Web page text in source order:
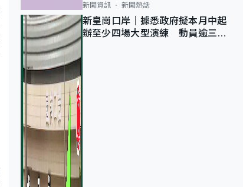
新聞資訊 新聞熱話
新皇崗口岸｜據悉政府擬本月中起
辦至少四場大型演練 動員逾三萬